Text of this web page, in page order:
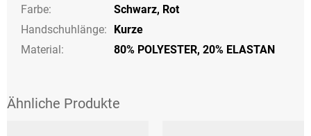
Farbe: Schwarz, Rot
Handschuhlänge:
Kurze
Material:
80% POLYESTER, 20% ELASTAN